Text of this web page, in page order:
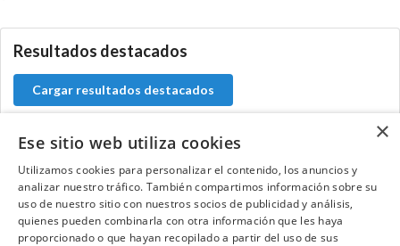
Resultados destacados
Cargar resultados destacados
Contacta con el equipo de NextCaddy
Opina Contacta
×
Ese sitio web utiliza cookies
Utilizamos cookies para personalizar el contenido, los anuncios y
analizar nuestro tráfico. También compartimos información sobre su
uso de nuestro sitio con nuestros socios de publicidad y análisis,
quienes pueden combinarla con otra información que les haya
proporcionado o que hayan recopilado a partir del uso de sus